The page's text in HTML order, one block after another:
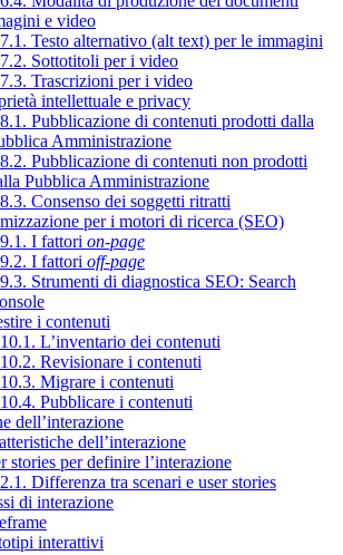
e video
Testo alternativo (alt text) per le immagini
Sottotitoli per i video
Trascrizioni per i video
intellettuale e privacy
Pubblicazione di contenuti prodotti dalla
Amministrazione
Pubblicazione di contenuti non prodotti
Pubblica Amministrazione
Consenso dei soggetti ritratti
per i motori di ricerca (SEO)
I fattori on-page
I fattori off-page
Strumenti di diagnostica SEO: Search
i contenuti
L’inventario dei contenuti
Revisionare i contenuti
Migrare i contenuti
Pubblicare i contenuti
dell’interazione
dell’interazione
stories per definire l’interazione
Differenza tra scenari e user stories
di interazione
interattivi